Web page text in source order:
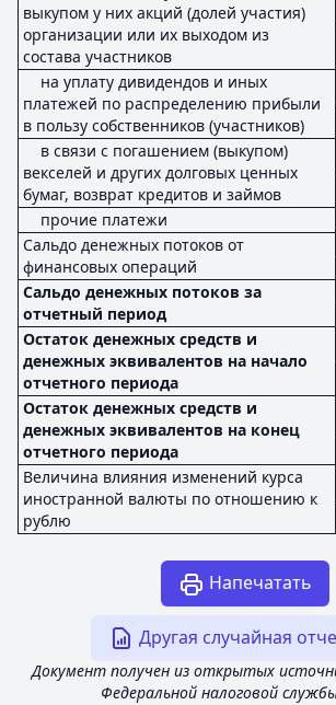
выкупом у них акций (долей участия)
организации или их выходом из
состава участников
на уплату дивидендов и иных
платежей по распределению прибыли
в пользу собственников (участников)
в связи с погашением (выкупом)
векселей и других долговых ценных
бумаг, возврат кредитов и займов
прочие платежи
Сальдо денежных потоков от
финансовых операций
Сальдо денежных потоков за
отчетный период
Остаток денежных средств и
денежных эквивалентов на начало
отчетного периода
Остаток денежных средств и
денежных эквивалентов на конец
отчетного периода
Величина влияния изменений курса
иностранной валюты по отношению к
рублю
Напечатать
Другая случайная
Документ получен из открытых
Федеральной налоговой